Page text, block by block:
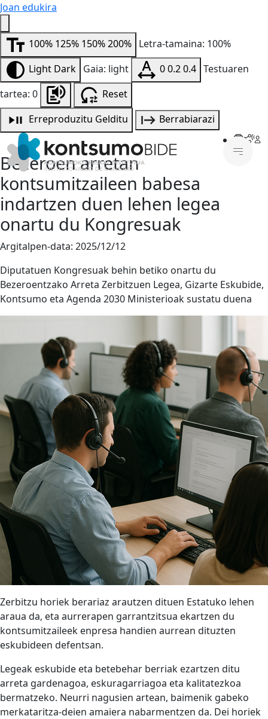
Joan edukira
100% 125% 150%200% Letra-tamaina: 100%
Light Dark Gaia: light 00.20.4 Testuaren
tartea: 0
Reset
Erreproduzitu Gelditu Berrabiarazi
Bezeroen arretan
kontsumitzaileen babesa
indartzen duen lehen legea
onartu du Kongresuak
Argitalpen-data: 2025/12/12
Diputatuen Kongresuak behin betiko onartu du
Bezeroentzako Arreta Zerbitzuen Legea, Gizarte Eskubide,
Kontsumo eta Agenda 2030 Ministerioak sustatu duena
Zerbitzu horiek berariaz arautzen dituen Estatuko lehen
araua da, eta aurrerapen garrantzitsua ekartzen du
kontsumitzaileek enpresa handien aurrean dituzten
eskubideen defentsan.
Legeak eskubide eta betebehar berriak ezartzen ditu
arreta gardenagoa, eskuragarriagoa eta kalitatezkoa
bermatzeko. Neurri nagusien artean, baimenik gabeko
merkataritza-deien amaiera nabarmentzen da. Dei horiek